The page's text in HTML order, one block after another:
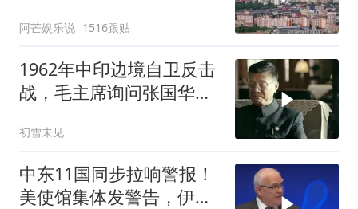
阿芒娱乐说 1516跟贴
1962年中印边境自卫反击
战，毛主席询问张国华能
初雪未见
中东11国同步拉响警报！
美使馆集体发警告，伊朗